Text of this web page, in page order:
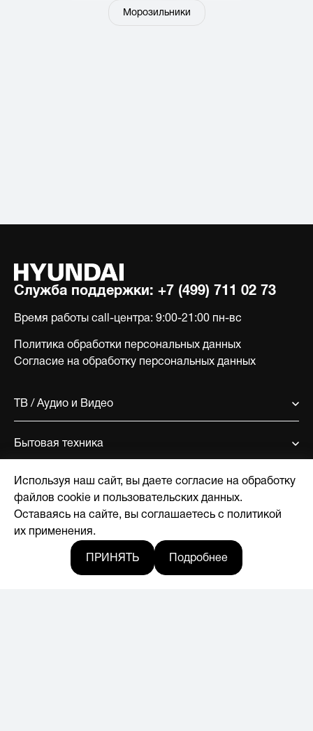
Морозильники
Служба поддержки: +7 (499) 711 02 73
Время работы call-центра: 9:00-21:00 пн-вс
Политика обработки персональных данных
Согласие на обработку персональных данных
ТВ / Аудио и Видео
Бытовая техника
Поддержка
Используя наш сайт, вы даете согласие на обработку
файлов cookie и пользовательских данных.
Оставаясь на сайте, вы соглашаетесь с политикой
их применения.
ПРИНЯТЬ Подробнее